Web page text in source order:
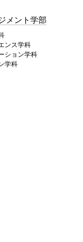
メント学部
ンス学科
ション学科
学科